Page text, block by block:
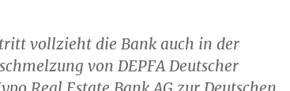
vollzieht die Bank auch in der
von DEPFA Deutscher